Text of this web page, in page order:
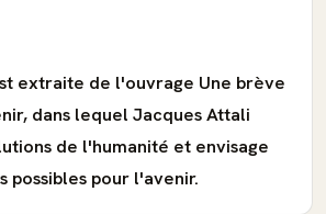
extraite de l'ouvrage Une brève
dans lequel Jacques Attali
de l'humanité et envisage
possibles pour l'avenir.